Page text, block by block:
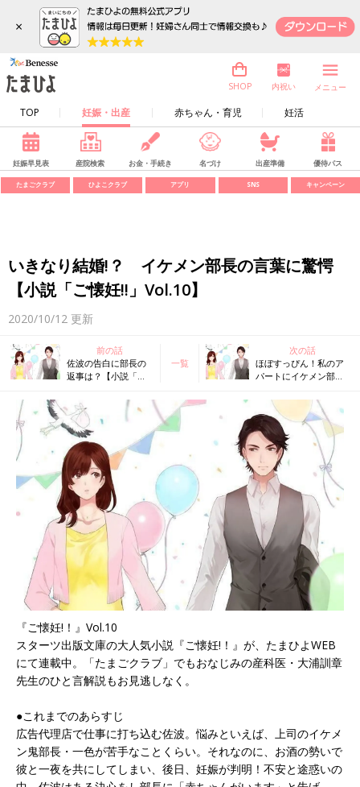
×
TOP 妊娠・出産 赤ちゃん・育児 妊活
SHOP 内祝い メニュー
妊娠早見表 産院検索 お金・手続き 名づけ 出産準備 優待パス
たまごクラブ ひよこクラブ アプリ SNS キャンペーン
いきなり結婚!？ イケメン部長の言葉に驚愕
【小説「ご懐妊!!」Vol.10】
2020/10/12 更新
前の話
佐波の告白に部長の
返事は？【小説「ご
一覧
次の話
ほぼすっぴん！私のア
パートにイケメン部長
Vol.11】
『ご懐妊!！』Vol.10
スターツ出版文庫の大人気小説『ご懐妊!！』が、たまひよWEB
にて連載中。「たまごクラブ」でもおなじみの産科医・大浦訓章
先生のひと言解説もお見逃しなく。
●これまでのあらすじ
広告代理店で仕事に打ち込む佐波。悩みといえば、上司のイケメ
ン鬼部長・一色が苦手なことくらい。それなのに、お酒の勢いで
彼と一夜を共にしてしまい、後日、妊娠が判明！不安と途惑いの